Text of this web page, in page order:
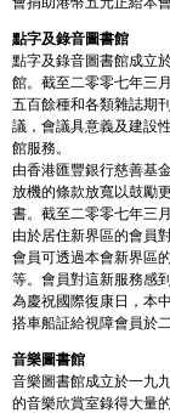
點字及錄音圖書館
點字及錄音圖書館成立
館。截至二零零七年三
五百餘種和各類雜誌期
議，會議具意義及建設
館服務。
由香港匯豐銀行慈善基
放機的條款放寬以鼓勵
書。截至二零零七年三
由於居住新界區的會員
會員可透過本會新界區
等。會員對這新服務感
為慶祝國際復康日，本
搭車船証給視障會員於
音樂圖書館
音樂圖書館成立於一九
的音樂欣賞室錄得大量